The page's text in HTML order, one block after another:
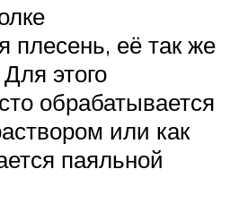
плесень, её так же
этого
обрабатывается
или как
паяльной